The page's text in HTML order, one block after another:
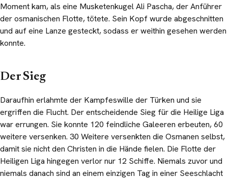
Moment kam, als eine Musketenkugel Ali Pascha, der Anführer
der osmanischen Flotte, tötete. Sein Kopf wurde abgeschnitten
und auf eine Lanze gesteckt, sodass er weithin gesehen werden
konnte.
Der Sieg
Daraufhin erlahmte der Kampfeswille der Türken und sie
ergriffen die Flucht. Der entscheidende Sieg für die Heilige Liga
war errungen. Sie konnte 120 feindliche Galeeren erbeuten, 60
weitere versenken. 30 Weitere versenkten die Osmanen selbst,
damit sie nicht den Christen in die Hände fielen. Die Flotte der
Heiligen Liga hingegen verlor nur 12 Schiffe. Niemals zuvor und
niemals danach sind an einem einzigen Tag in einer Seeschlacht